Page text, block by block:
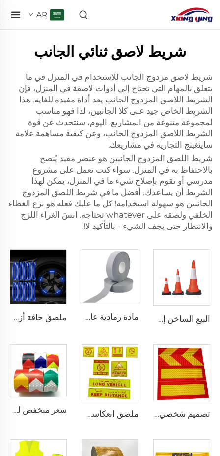
AR
شريط لاصق ثنائي الجانب
شريط لاصق مزدوج الجانب للاستخدام في المنزل في ما
يتعلق بالمهام التي تحتاج إلى أدوات لاصقة في المنزل، فإن
الشريط اللاصق المزدوج الجانب يعد أداة مفيدة للغاية. هذا
الشريط الخاص جيد على كلا الجانبين، لذا فهو مناسب
لمجموعة متنوعة من المشاريع. اليوم، سنتحدث عن قوة
الشريط اللاصق المزدوج الجانب، وعن كيفية مساهمة علامة
ساينغينج التجارية في مشاريعك.
شريط اللصق المزدوج الجانبين هو عنصر مفيد يُنصح
بالاحتفاظ به في المنزل. سواء كنت تعمل على مشروع
مدرسي أو تقوم بإصلاح شيء ما في المنزل، يمكن لهذا
الشريط أن يساعدك. أفضل ما في شريط اللصق المزدوج
الجانبين هو سهولة استخدامه! كل ما عليك فعله هو نزع الغطاء
الخلفي ولصقه على whatever تحتاجه. انسَ الغراء اللزج
والانتظار حتى يجف الشيء - بالتأكيد لا!
البيع الساخن إشارة مرنة ملصقات سلامة عاكسة PVC مخاريط الطرق المرورية مادة رمادية عاكسة للملابس، شريط عاكس مضيء عالي الكثافة وخياطة ملائمة للملابس والسترات والجاكتات ملصق حافة أزرق انعكاسي للسيارات والدراجات النارية والعجلات لتزيين السيارات بأمان وزخرفة
تصميم شخصي لوحة انعكاسية من الألمنيوم للشاحنات الخلفية ملصق انعكاسي باللغة العربية مخصص من PET/PVC طويل للمركبات / لا تدخين / الحفاظ على المسافة / طفاية الحريق / خطر للسعودية سعر منخفض لشريط أسهم ثلاثي الأبعاد المصنوع من البولي فينيل كلوريد، شريط عاكس للشاحنات